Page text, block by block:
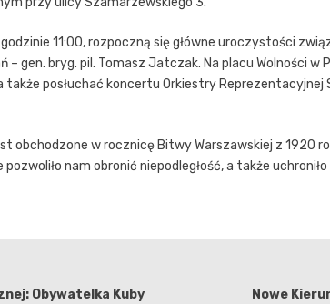
godzinie 11:00, rozpoczną się główne uroczystości
– gen. bryg. pil. Tomasz Jatczak. Na placu Wolności
także posłuchać koncertu Orkiestry Reprezentacyjnej
obchodzone w rocznicę Bitwy Warszawskiej z 1920
nam obronić niepodległość, a także
Obywatelka Kuby
Nowe